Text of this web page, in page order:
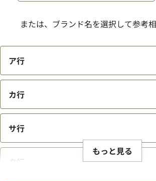
または、ブランド名を選択して参考
ア行
カ行
サ行
タ行
もっと見る